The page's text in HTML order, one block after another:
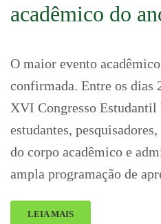
acadêmico do
O maior evento
confirmada. Entre os dias
XVI Congresso
estudantes,
do corpo acadêmico e
ampla programação de
LEIA MAIS